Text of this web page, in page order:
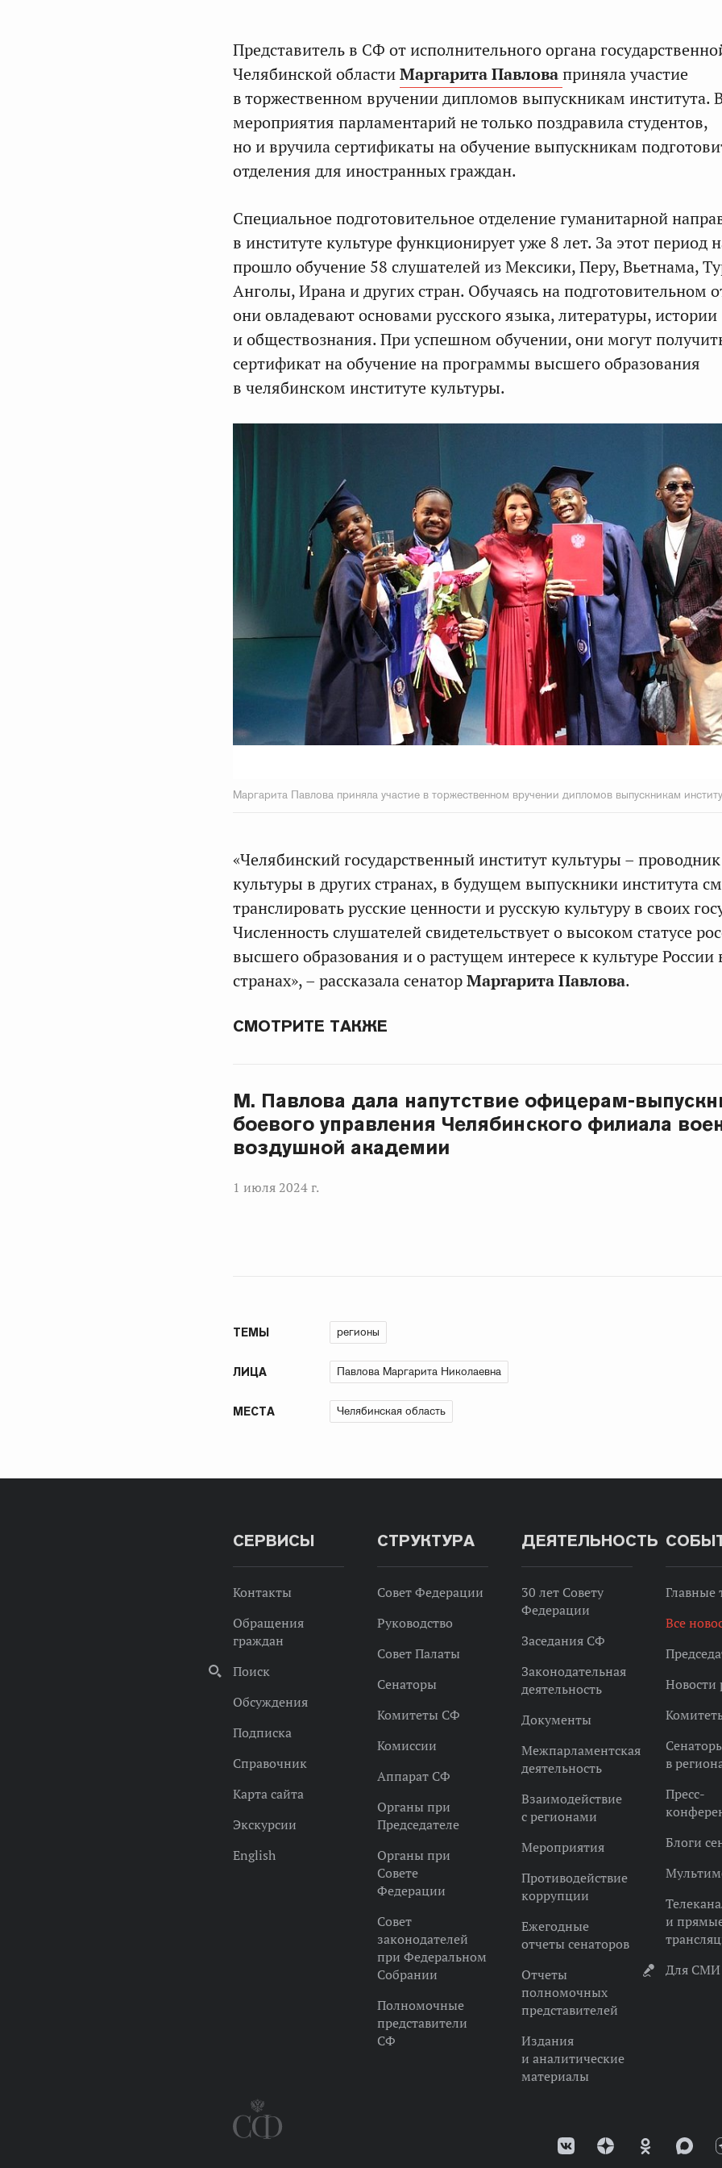
Представитель в СФ от исполнительного органа
Челябинской областиМаргарита Павловаприняла участие
в торжественном вручении дипломов выпускникам института.
мероприятия парламентарий не только поздравила студентов,
но и вручила сертификаты на обучение выпускникам
отделения для иностранных граждан.
Специальное подготовительное отделение гуманитарной
в институте культуре функционирует уже 8 лет. За этот период
прошло обучение 58 слушателей из Мексики, Перу, Вьетнама,
Анголы, Ирана и других стран. Обучаясь на подготовительном
они овладевают основами русского языка, литературы, истории
и обществознания. При успешном обучении, они могут
сертификат на обучение на программы высшего образования
в челябинском институте культуры.
Маргарита Павлова приняла участие в торжественном вручении дипломов выпускникам
«Челябинский государственный институт культуры –
культуры в других странах, в будущем выпускники института
транслировать русские ценности и русскую культуру в своих
Численность слушателей свидетельствует о высоком статусе
высшего образования и о растущем интересе к культуре России
странах», – рассказала сенаторМаргарита Павлова.
СМОТРИТЕ ТАКЖЕ
М. Павлова дала напутствие офицерам-
боевого управления Челябинского филиала
воздушной академии
1 июля 2024 г.
ТЕМЫ регионы
ЛИЦА Павлова Маргарита Николаевна
МЕСТА Челябинская область
СЕРВИСЫ
Контакты
Обращения
граждан
Поиск
Обсуждения
Подписка
Справочник
Карта сайта
Экскурсии
English
СТРУКТУРА
Совет Федерации
Руководство
Совет Палаты
Сенаторы
Комитеты СФ
Комиссии
Аппарат СФ
Органы при
Председателе
Органы при
Совете
Федерации
Совет
законодателей
при Федеральном
Собрании
Полномочные
представители
СФ
ДЕЯТЕЛЬНОСТЬ
30 лет Совету
Федерации
Заседания СФ
Законодательная
деятельность
Документы
Межпарламентская
деятельность
Взаимодействие
с регионами
Мероприятия
Противодействие
коррупции
Ежегодные
отчеты сенаторов
Отчеты
полномочных
представителей
Издания
и аналитические
материалы
Главные
Все
Новости
в
Пресс-
Блоги
и
Для СМИ